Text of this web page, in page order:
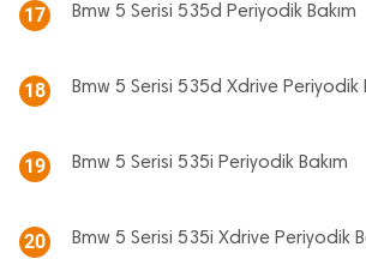
17 Bmw 5 Serisi 535d Periyodik Bakım
18 Bmw 5 Serisi 535d Xdrive Periyodik
19 Bmw 5 Serisi 535i Periyodik Bakım
20 Bmw 5 Serisi 535i Xdrive Periyodik